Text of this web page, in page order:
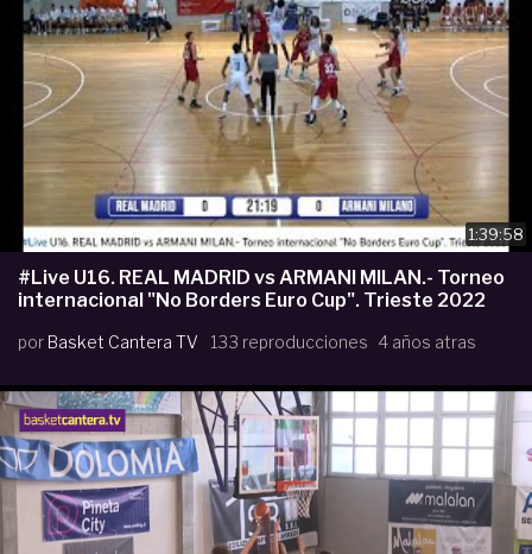
1:39:58
#Live U16. REAL MADRID vs ARMANI MILAN.- Torneo
internacional "No Borders Euro Cup". Trieste 2022
por Basket Cantera TV 133 reproducciones 4 años atras